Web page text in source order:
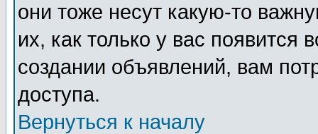
они тоже несут какую-то
их, как только у вас появится
создании объявлений, вам
доступа.
Вернуться к началу